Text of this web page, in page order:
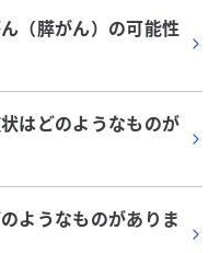
（膵がん）の可能性
はどのようなものが
ようなものがありま